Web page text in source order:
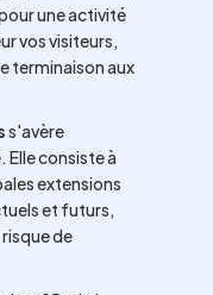
une activité
vos visiteurs,
terminaison aux
s'avère
consiste à
extensions
et futurs,
de